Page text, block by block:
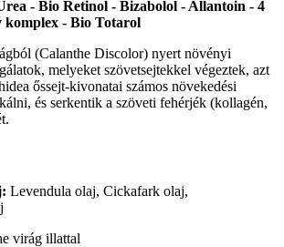
- Bio Retinol - Bizabolol - Allantoin - 4
komplex - Bio Totarol
(Calanthe Discolor) nyert növényi
melyeket szövetsejtekkel végeztek, azt
őssejt-kivonatai számos növekedési
és serkentik a szöveti fehérjék (kollagén,
Levendula olaj, Cickafark olaj,
virág illattal